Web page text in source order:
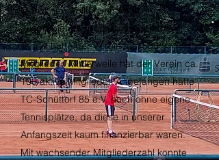
Menschen wollten ihn auch
ausprobieren. In Spitzenzeiten des
Tennis hatte der Verein fast 500
Mitglieder. Mittlerweile hat der Verein ca.
100 aktive Mitglieder. Angefangen hatte
TC-Schüttorf 85 e.V. noch ohne eigene
Tennisplätze, da diese in unserer
Anfangszeit kaum finanzierbar waren.
Mit wachsender Mitgliederzahl konnte